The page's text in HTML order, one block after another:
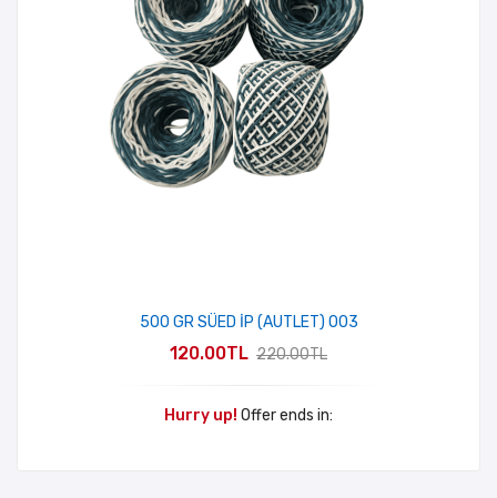
500 GR SÜED İP (AUTLET) 003
120.00TL 220.00TL
Hurry up! Offer ends in: